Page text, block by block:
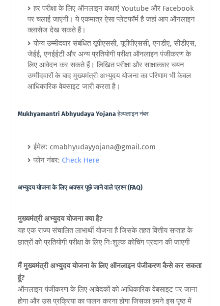
हर परीक्षा के लिए ऑनलाइन कक्षाएं Youtube और Facebook
पर चलाई जाएंगी। ये एकमात्र ऐसा प्लेटफॉर्म है जहां आप ऑनलाइन
क्लासेज देख सकते हैं।
योग्य उम्मीदवार संबंधित यूपीएससी, यूपीपीएससी, एनडीए, सीडीएस,
जेईई, एनईईटी और अन्य प्रतियोगी परीक्षा ऑनलाइन पंजीकरण के
लिए आवेदन कर सकते हैं। लिखित परीक्षा और साक्षात्कार चयन
उम्मीदवारों के बाद मुख्यमंत्री अभ्युदय योजना का परिणाम भी केवल
आधिकारिक वेबसाइट जारी करता है।
Mukhyamantri Abhyudaya Yojanaहेल्पलाइन नंबर
ईमेल: cmabhyudayyojana@gmail.com
फोन नंबर: Check Here
अभ्युदय योजना के लिए अक्सर पूछे जाने वाले प्रश्न (FAQ)
मुख्यमंत्री अभ्युदय योजना क्या है?
यह एक राज्य संचालित लाभार्थी योजना है जिसके तहत वित्तीय सप्ताह के
छात्रों को प्रतियोगी परीक्षा के लिए निःशुल्क कोचिंग प्रदान की जाएगी
मैं मुख्यमंत्री अभ्युदय योजना के लिए ऑनलाइन पंजीकरण कैसे कर सकता
हूं?
ऑनलाइन पंजीकरण के लिए आवेदकों को आधिकारिक वेबसाइट पर जाना
होगा और उस प्रक्रिया का पालन करना होगा जिसका हमने इस पृष्ठ में